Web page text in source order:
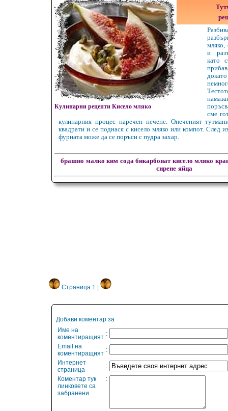
Кулинарни рецепти Кисело мляко
мляко,
и
като
сме
кулинарния процес наречен печене. Опеченият
квадрати и се поднася с кисело мляко или компот. След
фурната може да се поръси с пудра захар.
брашно малко ким сода бикарбонат кисело мляко
сирене яйца
Страница 1 |
Добави коментар за
Име на
коментиращият :
Email на
коментиращият :
Интернет
страница
:
Коментар тук
линковете са
забранени
: